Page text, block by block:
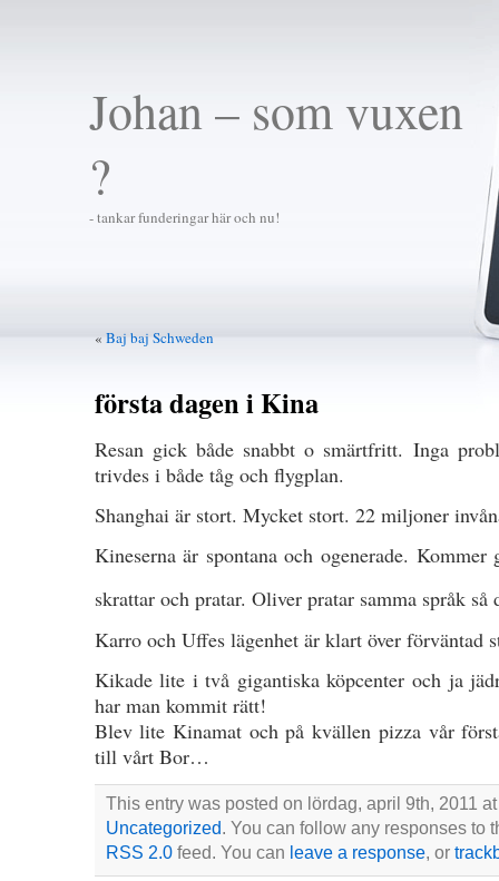
Johan – som vuxen
?
- tankar funderingar här och nu!
« Baj baj Schweden
första dagen i Kina
Resan gick både snabbt o smärtfritt. Inga
trivdes i både tåg och flygplan.
Shanghai är stort. Mycket stort. 22 miljoner
Kineserna är spontana och ogenerade.
skrattar och pratar. Oliver pratar samma språk
Karro och Uffes lägenhet är klart över förväntad
Kikade lite i två gigantiska köpcenter och ja
har man kommit rätt!
Blev lite Kinamat och på kvällen pizza vår
till vårt Bor…
This entry was posted on lördag, april 9th, 2011
Uncategorized. You can follow any responses to
RSS 2.0feed. You can leave a response, or